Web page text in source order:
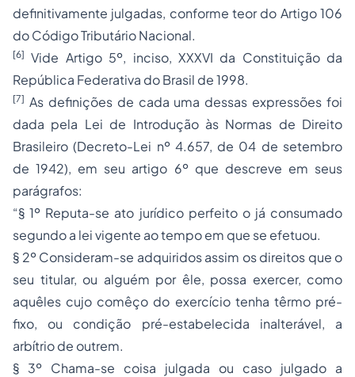
definitivamente julgadas, conforme teor do Artigo 106
do Código Tributário Nacional.
[6] Vide Artigo 5º, inciso, XXXVI da Constituição da
República Federativa do Brasil de 1998.
[7] As definições de cada uma dessas expressões foi
dada pela Lei de Introdução às Normas de Direito
Brasileiro (Decreto-Lei nº 4.657, de 04 de setembro
de 1942), em seu artigo 6º que descreve em seus
parágrafos:
“§ 1º Reputa-se ato jurídico perfeito o já consumado
segundo a lei vigente ao tempo em que se efetuou.
§ 2º Consideram-se adquiridos assim os direitos que o
seu titular, ou alguém por êle, possa exercer, como
aquêles cujo comêço do exercício tenha têrmo pré-
fixo, ou condição pré-estabelecida inalterável, a
arbítrio de outrem.
§ 3º Chama-se coisa julgada ou caso julgado a